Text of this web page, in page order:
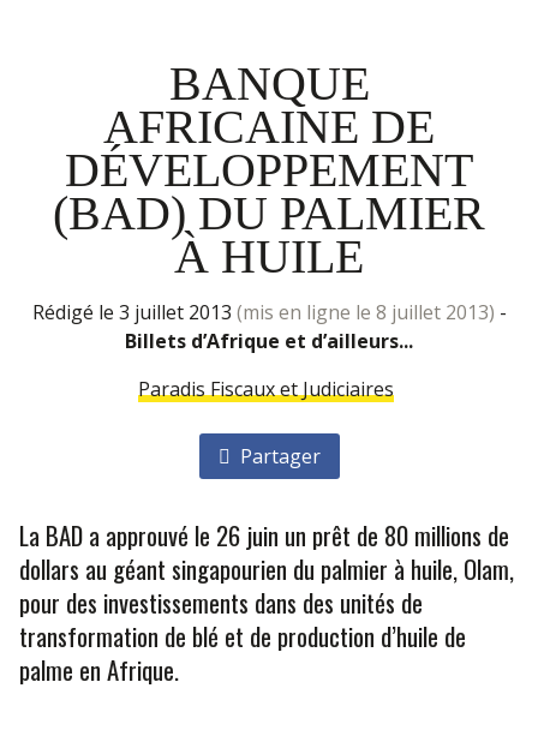
BANQUE
AFRICAINE DE
DÉVELOPPEMENT
(BAD) DU PALMIER
À HUILE
rédigé le 3 juillet 2013 (mis en ligne le 8 juillet 2013) -
Billets d’Afrique et d’ailleurs...
Paradis Fiscaux et Judiciaires
Partager
La BAD a approuvé le 26 juin un prêt de 80 millions de
dollars au géant singapourien du palmier à huile, Olam,
pour des investissements dans des unités de
transformation de blé et de production d’huile de
palme en Afrique.